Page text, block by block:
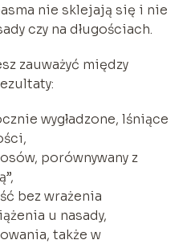
nie sklejają się i nie
czy na długościach.
zauważyć między
wygładzone, lśniące
porównywany z
bez wrażenia
u nasady,
także w